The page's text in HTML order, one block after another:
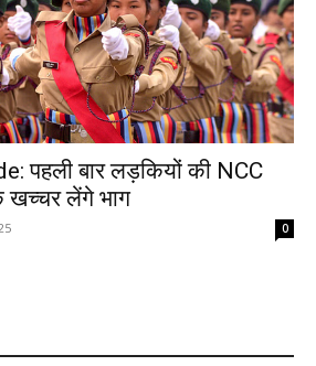
पहली बार लड़कियों की NCC
खच्चर लेंगे भाग
0